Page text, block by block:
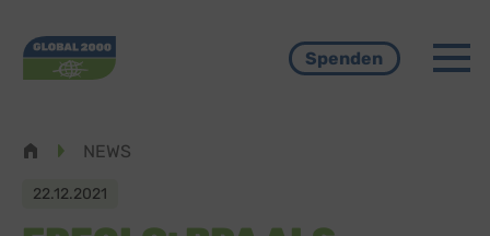
Spenden
NEWS
22.12.2021